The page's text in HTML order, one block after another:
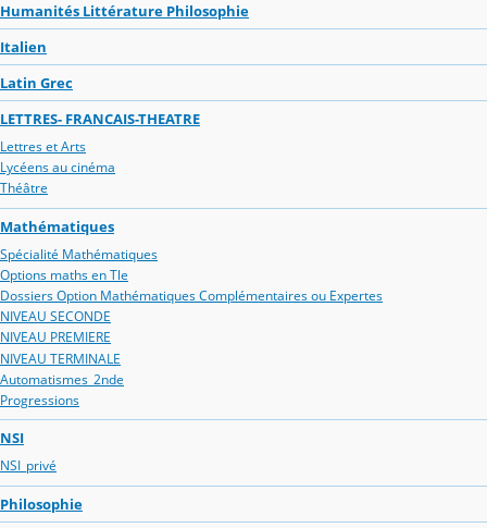
Humanités Littérature Philosophie
Italien
Latin Grec
LETTRES- FRANCAIS-THEATRE
Lettres et Arts
Lycéens au cinéma
Théâtre
Mathématiques
Spécialité Mathématiques
Options maths en Tle
Dossiers Option Mathématiques Complémentaires ou Expertes
NIVEAU SECONDE
NIVEAU PREMIERE
NIVEAU TERMINALE
Automatismes_2nde
Progressions
NSI
NSI_privé
Philosophie